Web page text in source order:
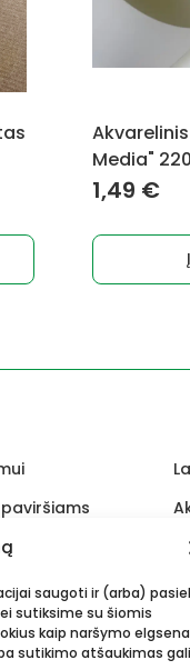
saugoti ir (arba)
sutiksime su šiomis
kaip naršymo elgsena
sutikimo atšaukimas gali
Media"
1,49 €
ir skulptoriams
ir biuro prekės
Dovanų čekiai